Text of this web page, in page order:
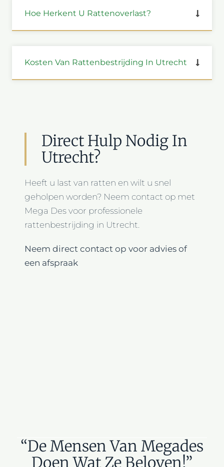
Hoe Herkent U Rattenoverlast?
Kosten Van Rattenbestrijding In Utrecht
Direct Hulp Nodig In
Utrecht?
Heeft u last van ratten en wilt u snel
geholpen worden? Neem contact op met
Mega Des voor professionele
rattenbestrijding in Utrecht.
Neem direct contact op voor advies of
een afspraak
“De Mensen Van Megades
Doen Wat Ze Beloven!”